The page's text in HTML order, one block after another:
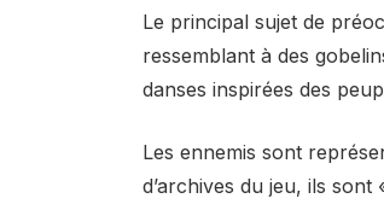
Le principal sujet de
ressemblant à des
danses inspirées des
Les ennemis sont
d’archives du jeu, ils